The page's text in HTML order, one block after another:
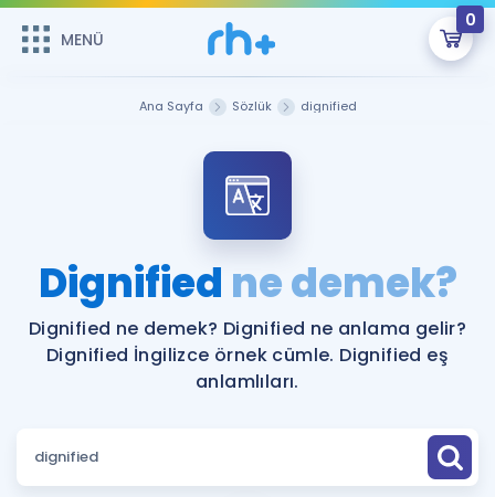
MENÜ
0
ÜYE DEĞİLİM
Sepetin Şu An Boş.
Remzi Hoca ile seni sınava hazırlayacak onlarca eğitim seni
bekliyor!
MENÜ
Katılımcı Görüşleri
Faydalı Araçlar
Sözlük
Hakkımızda
Ana Sayfa Sözlük dignified
Dignified ne demek?
Dignified ne demek? Dignified ne anlama gelir?
Dignified İngilizce örnek cümle. Dignified eş
anlamlıları.